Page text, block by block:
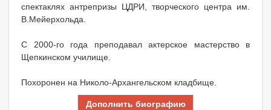
спектаклях антрепризы ЦДРИ, творческого центра им.
В.Мейерхольда.
С 2000-го года преподавал актерское мастерство в
Щепкинском училище.
Похоронен на Николо-Архангельском кладбище.
Дополнить биографию